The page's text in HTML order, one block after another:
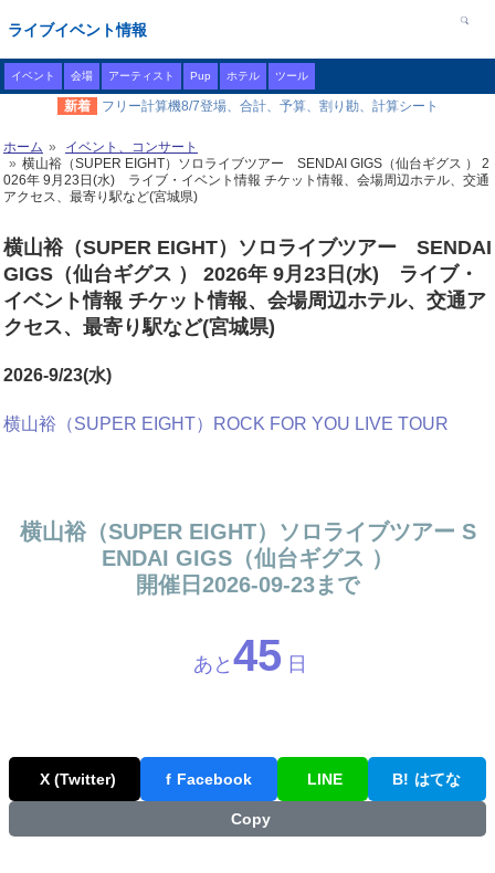
ライブイベント情報
イベント 会場 アーティスト Pup ホテル ツール
新着 フリー計算機8/7登場、合計、予算、割り勘、計算シート
ホーム
イベント、コンサート
横山裕（SUPER EIGHT）ソロライブツアー SENDAI GIGS（仙台ギグス ） 2
026年 9月23日(水) ライブ・イベント情報 チケット情報、会場周辺ホテル、交通
アクセス、最寄り駅など(宮城県)
横山裕（SUPER EIGHT）ソロライブツアー SENDAI
GIGS（仙台ギグス ） 2026年 9月23日(水) ライブ・
イベント情報 チケット情報、会場周辺ホテル、交通ア
クセス、最寄り駅など(宮城県)
2026-9/23(水)
横山裕（SUPER EIGHT）ROCK FOR YOU LIVE TOUR
横山裕（SUPER EIGHT）ソロライブツアー S
ENDAI GIGS（仙台ギグス ）
開催日2026-09-23まで
あと 45 日
X (Twitter) f Facebook LINE B! はてな
Copy